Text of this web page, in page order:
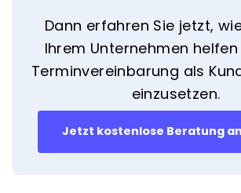
Dann erfahren Sie jetzt,
Ihrem Unternehmen
Terminvereinbarung als
einzusetzen.
Jetzt kostenlose Beratung